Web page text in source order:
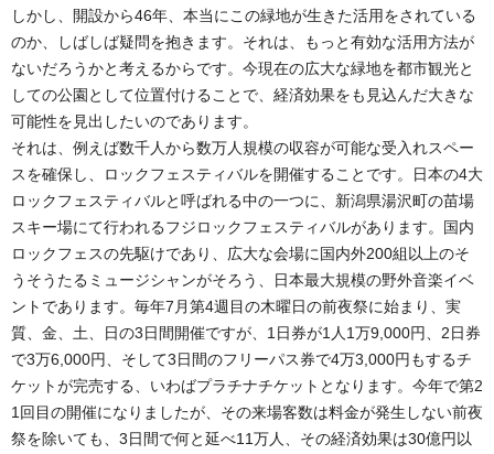
しかし、開設から46年、本当にこの緑地が生きた活用をされている
のか、しばしば疑問を抱きます。それは、もっと有効な活用方法が
ないだろうかと考えるからです。今現在の広大な緑地を都市観光と
しての公園として位置付けることで、経済効果をも見込んだ大きな
可能性を見出したいのであります。
それは、例えば数千人から数万人規模の収容が可能な受入れスペー
スを確保し、ロックフェスティバルを開催することです。日本の4大
ロックフェスティバルと呼ばれる中の一つに、新潟県湯沢町の苗場
スキー場にて行われるフジロックフェスティバルがあります。国内
ロックフェスの先駆けであり、広大な会場に国内外200組以上のそ
うそうたるミュージシャンがそろう、日本最大規模の野外音楽イベ
ントであります。毎年7月第4週目の木曜日の前夜祭に始まり、実
質、金、土、日の3日間開催ですが、1日券が1人1万9,000円、2日券
で3万6,000円、そして3日間のフリーパス券で4万3,000円もするチ
ケットが完売する、いわばプラチナチケットとなります。今年で第2
1回目の開催になりましたが、その来場客数は料金が発生しない前夜
祭を除いても、3日間で何と延べ11万人、その経済効果は30億円以